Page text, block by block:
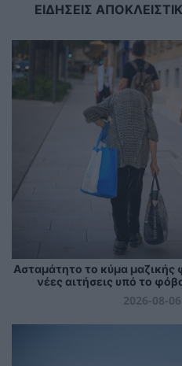
ΕΙΔΗΣΕΙΣ
Ασταμάτητο το κύμα μαζικής
νέες αιτήσεις υπό το
2026-08-